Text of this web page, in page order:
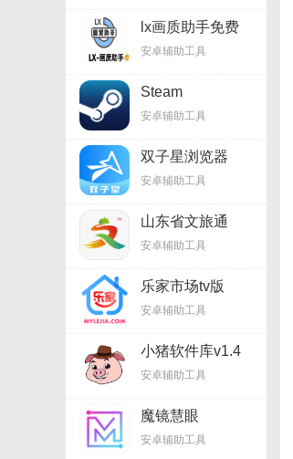
lx画质助手免费
v1.8.0
安卓辅助工具
Steam
Mobilev3.6.0
安卓辅助工具
双子星浏览器
appv1.5
安卓辅助工具
山东省文旅通
v2.7.7
安卓辅助工具
乐家市场tv版
v1.6.9
安卓辅助工具
小猪软件库v1.4
安卓辅助工具
魔镜慧眼
v2.6.25.1215
安卓辅助工具